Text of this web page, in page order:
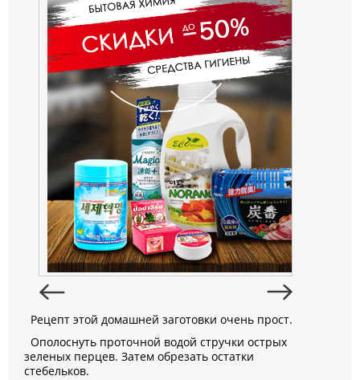
Рецепт этой домашней заготовки очень прост.
Ополоснуть проточной водой стручки острых
зеленых перцев. Затем обрезать остатки
стебельков.